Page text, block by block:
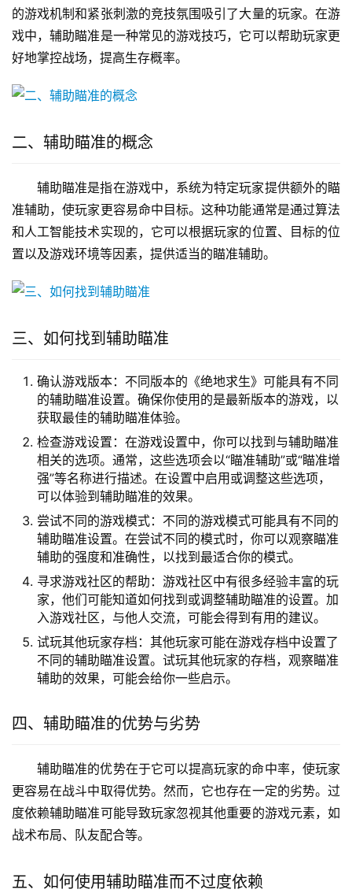
的游戏机制和紧张刺激的竞技氛围吸引了大量的玩家。在游
戏中，辅助瞄准是一种常见的游戏技巧，它可以帮助玩家更
好地掌控战场，提高生存概率。
二、辅助瞄准的概念
辅助瞄准是指在游戏中，系统为特定玩家提供额外的瞄
准辅助，使玩家更容易命中目标。这种功能通常是通过算法
和人工智能技术实现的，它可以根据玩家的位置、目标的位
置以及游戏环境等因素，提供适当的瞄准辅助。
三、如何找到辅助瞄准
确认游戏版本：不同版本的《绝地求生》可能具有不同
的辅助瞄准设置。确保你使用的是最新版本的游戏，以
获取最佳的辅助瞄准体验。
检查游戏设置：在游戏设置中，你可以找到与辅助瞄准
相关的选项。通常，这些选项会以“瞄准辅助”或“瞄准增
强”等名称进行描述。在设置中启用或调整这些选项，
可以体验到辅助瞄准的效果。
尝试不同的游戏模式：不同的游戏模式可能具有不同的
辅助瞄准设置。在尝试不同的模式时，你可以观察瞄准
辅助的强度和准确性，以找到最适合你的模式。
寻求游戏社区的帮助：游戏社区中有很多经验丰富的玩
家，他们可能知道如何找到或调整辅助瞄准的设置。加
入游戏社区，与他人交流，可能会得到有用的建议。
试玩其他玩家存档：其他玩家可能在游戏存档中设置了
不同的辅助瞄准设置。试玩其他玩家的存档，观察瞄准
辅助的效果，可能会给你一些启示。
四、辅助瞄准的优势与劣势
辅助瞄准的优势在于它可以提高玩家的命中率，使玩家
更容易在战斗中取得优势。然而，它也存在一定的劣势。过
度依赖辅助瞄准可能导致玩家忽视其他重要的游戏元素，如
战术布局、队友配合等。
五、如何使用辅助瞄准而不过度依赖